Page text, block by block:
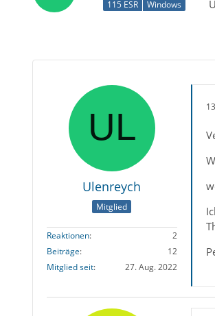
115 ESR Windows
Ulenreych
Mitglied
Reaktionen
2
Beiträge
12
Mitglied seit
27. Aug. 2022